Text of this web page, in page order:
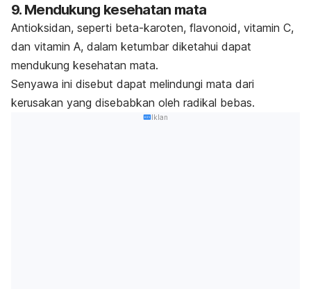
9. Mendukung kesehatan mata
Antioksidan, seperti beta-karoten, flavonoid, vitamin C,
dan vitamin A, dalam ketumbar diketahui dapat
mendukung kesehatan mata.
Senyawa ini disebut dapat melindungi mata dari
kerusakan yang disebabkan oleh radikal bebas.
Iklan